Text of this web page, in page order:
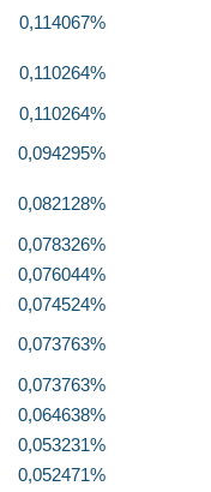
0,114067%
0,110264%
0,110264%
0,094295%
0,082128%
0,078326%
0,076044%
0,074524%
0,073763%
0,073763%
0,064638%
0,053231%
0,052471%